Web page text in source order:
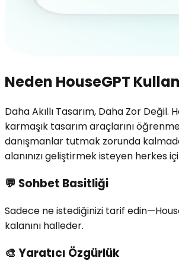
Neden HouseGPT
Daha Akıllı Tasarım, Daha Zor Değil.
karmaşık tasarım araçlarını
danışmanlar tutmak zorunda
alanınızı geliştirmek isteyen herkes
💬 Sohbet Basitliği
Sadece ne istediğinizi tarif
kalanını halleder.
🎨Yaratıcı Özgürlük